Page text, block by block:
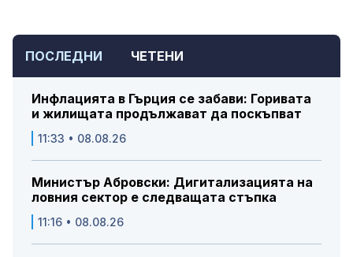
ПОСЛЕДНИ ЧЕТЕНИ
Инфлацията в Гърция се забави: Горивата
и жилищата продължават да поскъпват
11:33 • 08.08.26
Министър Абровски: Дигитализацията на
ловния сектор е следващата стъпка
11:16 • 08.08.26